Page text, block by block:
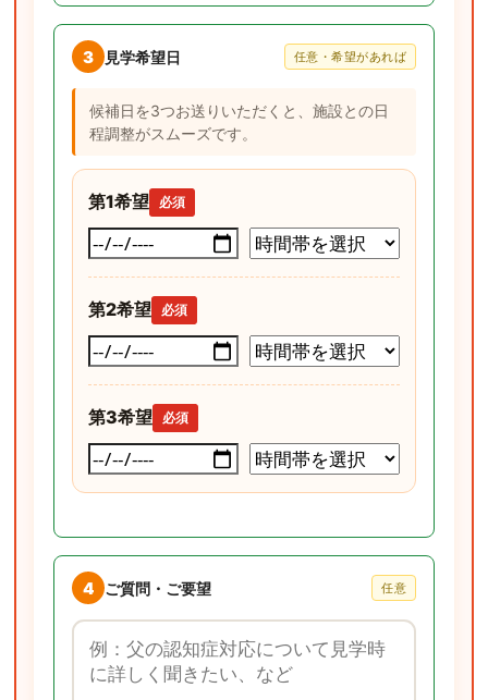
3 見学希望日 任意・希望があれば
候補日を3つお送りいただくと、施設との日
程調整がスムーズです。
第1希望 必須
第2希望 必須
第3希望 必須
4 ご質問・ご要望 任意
ご質問・ご要望